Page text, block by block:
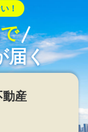
！
届く
産